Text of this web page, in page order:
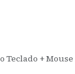
Teclado +